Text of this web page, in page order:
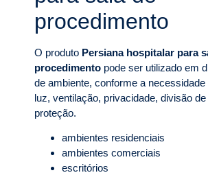
procedimento
O produto Persiana hospitalar para
procedimento pode ser utilizado em
de ambiente, conforme a necessidade
luz, ventilação, privacidade, divisão
proteção.
ambientes residenciais
ambientes comerciais
escritórios